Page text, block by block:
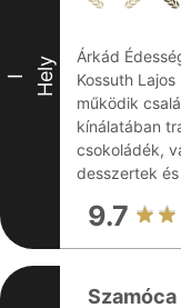
I Hely
Árkád
Kossuth
működik
kínálatában
csokoládék,
desszertek
9.7